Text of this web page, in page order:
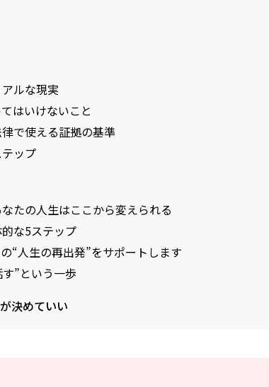
ルな現実
はいけないこと
で使える証拠の基準
ップ
たの人生はここから変えられる
な5ステップ
“人生の再出発”をサポートします
”という一歩
決めていい